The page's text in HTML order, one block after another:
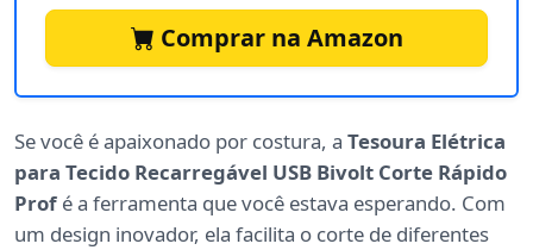
Comprar na Amazon
Se você é apaixonado por costura, a Tesoura Elétrica
para Tecido Recarregável USB Bivolt Corte Rápido
Prof é a ferramenta que você estava esperando. Com
um design inovador, ela facilita o corte de diferentes